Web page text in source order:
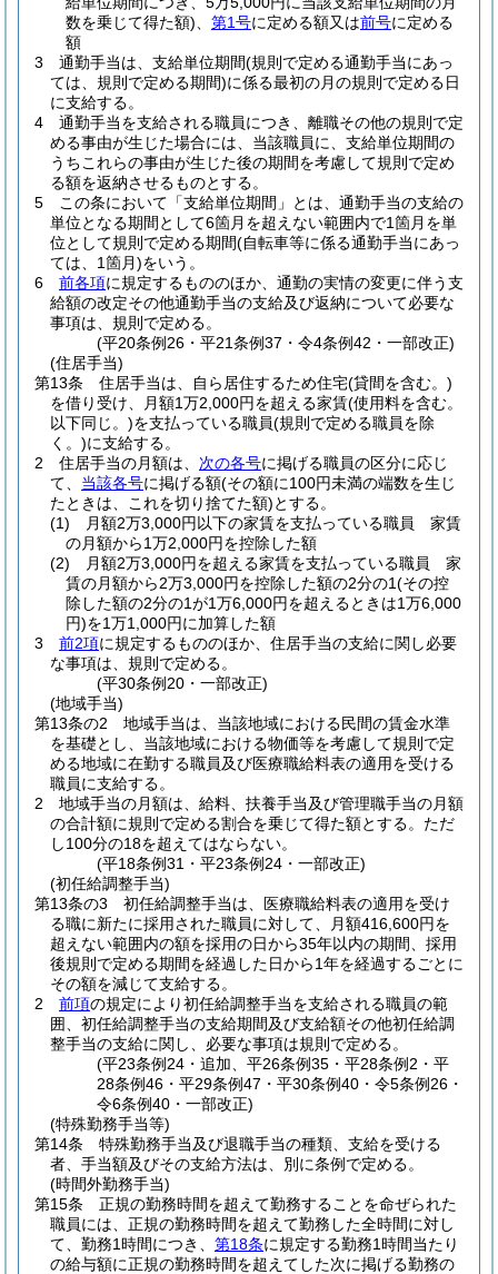
数を乗じて得た額)
第1号に定める額又は前号に定める
額
3
通勤手当は、支給単位期間(規則で定める通勤手当にあっ
ては、規則で定める期間)に係る最初の月の規則で定める日
に支給する。
4
通勤手当を支給される職員につき、離職その他の規則で定
める事由が生じた場合には、当該職員に、支給単位期間の
うちこれらの事由が生じた後の期間を考慮して規則で定め
る額を返納させるものとする。
5
この条において「支給単位期間」とは、通勤手当の支給の
単位となる期間として6箇月を超えない範囲内で1箇月を単
位として規則で定める期間(自転車等に係る通勤手当にあっ
ては、1箇月)をいう。
6
前各項に規定するもののほか、通勤の実情の変更に伴う支
給額の改定その他通勤手当の支給及び返納について必要な
事項は、規則で定める。
(平20条例26・平21条例37・令4条例42・一部改正)
(住居手当)
第13条
住居手当は、自ら居住するため住宅(貸間を含む。)
を借り受け、月額1万2,000円を超える家賃(使用料を含む。
以下同じ。)を支払っている職員(規則で定める職員を除
く。)に支給する。
2
住居手当の月額は、 次の各号に掲げる職員の区分に応じ
て、 当該各号に掲げる額(その額に100円未満の端数を生じ
たときは、これを切り捨てた額)とする。
(1)
月額2万3,000円以下の家賃を支払っている職員 家賃
の月額から1万2,000円を控除した額
(2)
月額2万3,000円を超える家賃を支払っている職員 家
賃の月額から2万3,000円を控除した額の2分の1(その控
除した額の2分の1が1万6,000円を超えるときは1万6,000
円)を1万1,000円に加算した額
3
前2項に規定するもののほか、住居手当の支給に関し必要
な事項は、規則で定める。
(平30条例20・一部改正)
(地域手当)
第13条の2
地域手当は、当該地域における民間の賃金水準
を基礎とし、当該地域における物価等を考慮して規則で定
める地域に在勤する職員及び医療職給料表の適用を受ける
職員に支給する。
2
地域手当の月額は、給料、扶養手当及び管理職手当の月額
の合計額に規則で定める割合を乗じて得た額とする。 ただ
し100分の18を超えてはならない。
(平18条例31・平23条例24・一部改正)
(初任給調整手当)
第13条の3
初任給調整手当は、医療職給料表の適用を受け
る職に新たに採用された職員に対して、月額416,600円を
超えない範囲内の額を採用の日から35年以内の期間、採用
後規則で定める期間を経過した日から1年を経過するごとに
その額を減じて支給する。
2
前項の規定により初任給調整手当を支給される職員の範
囲、初任給調整手当の支給期間及び支給額その他初任給調
整手当の支給に関し、必要な事項は規則で定める。
(平23条例24・追加、平26条例35・平28条例2・平
28条例46・平29条例47・平30条例40・令5条例26・
令6条例40・一部改正)
(特殊勤務手当等)
第14条
特殊勤務手当及び退職手当の種類、支給を受ける
者、手当額及びその支給方法は、別に条例で定める。
(時間外勤務手当)
第15条
正規の勤務時間を超えて勤務することを命ぜられた
職員には、正規の勤務時間を超えて勤務した全時間に対し
て、勤務1時間につき、 第18条に規定する勤務1時間当たり
の給与額に正規の勤務時間を超えてした次に掲げる勤務の